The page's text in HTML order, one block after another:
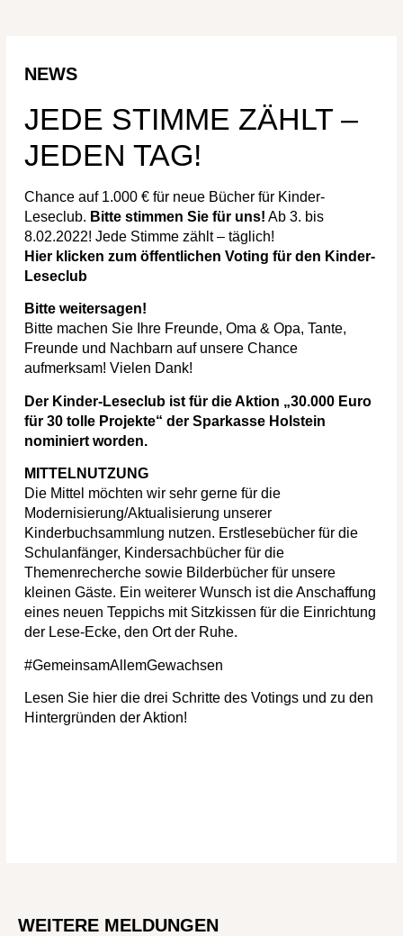
NEWS
JEDE STIMME ZÄHLT –
JEDEN TAG!
Chance auf 1.000 € für neue Bücher für Kinder-
Leseclub. Bitte stimmen Sie für uns! Ab 3. bis
8.02.2022! Jede Stimme zählt – täglich!
Hier klicken zum öffentlichen Voting für den Kinder-
Leseclub
Bitte weitersagen!
Bitte machen Sie Ihre Freunde, Oma & Opa, Tante,
Freunde und Nachbarn auf unsere Chance
aufmerksam! Vielen Dank!
Der Kinder-Leseclub ist für die Aktion „30.000 Euro
für 30 tolle Projekte“ der Sparkasse Holstein
nominiert worden.
MITTELNUTZUNG
Die Mittel möchten wir sehr gerne für die
Modernisierung/Aktualisierung unserer
Kinderbuchsammlung nutzen. Erstlesebücher für die
Schulanfänger, Kindersachbücher für die
Themenrecherche sowie Bilderbücher für unsere
kleinen Gäste. Ein weiterer Wunsch ist die Anschaffung
eines neuen Teppichs mit Sitzkissen für die Einrichtung
der Lese-Ecke, den Ort der Ruhe.
#GemeinsamAllemGewachsen
Lesen Sie hier die drei Schritte des Votings und zu den
Hintergründen der Aktion!
WEITERE MELDUNGEN